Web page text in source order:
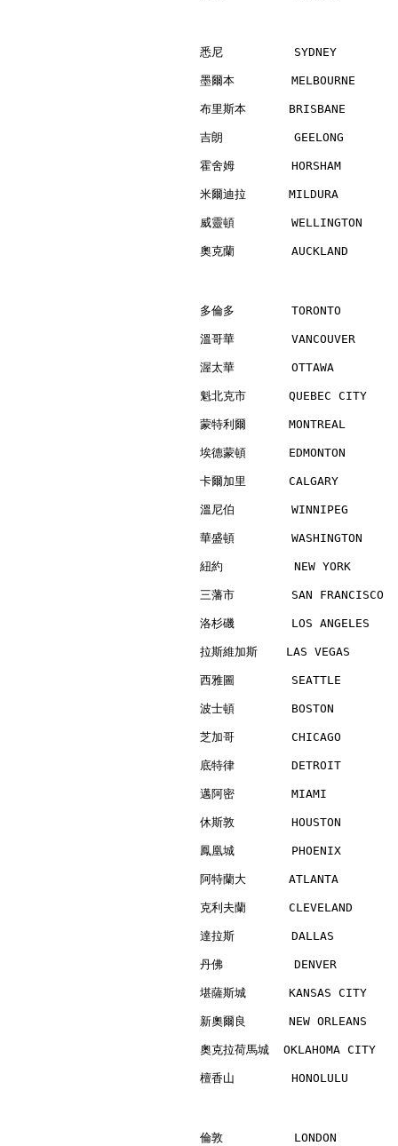
悉尼          SYDNEY
墨爾本        MELBOURNE
布里斯本      BRISBANE
吉朗          GEELONG
霍舍姆        HORSHAM
米爾迪拉      MILDURA
威靈頓
奧克蘭        AUCKLAND
多倫多        TORONTO
溫哥華        VANCOUVER
渥太華        OTTAWA
魁北克市      QUEBEC
蒙特利爾      MONTREAL
埃德蒙頓      EDMONTON
卡爾加里      CALGARY
溫尼伯        WINNIPEG
華盛頓
紐約          NEW YORK
三藩市        SAN
洛杉磯        LOS
拉斯維加斯    LAS
西雅圖        SEATTLE
波士頓        BOSTON
芝加哥        CHICAGO
底特律        DETROIT
邁阿密        MIAMI
休斯敦        HOUSTON
鳳凰城        PHOENIX
阿特蘭大      ATLANTA
克利夫蘭      CLEVELAND
達拉斯        DALLAS
丹佛          DENVER
堪薩斯城      KANSAS
新奧爾良      NEW ORLEANS
奧克拉荷馬城  OKLAHOMA
檀香山        HONOLULU
倫敦          LONDON